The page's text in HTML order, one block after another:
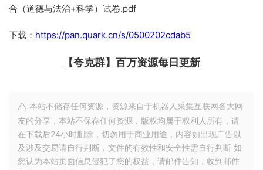
合（道德与法治+科学）试卷.pdf
下载： https://pan.quark.cn/s/0500202cdab5
【夸克群】百万资源每日更新
本站不储存任何资源，资源来自于机器人采集互联网各大网
友的分享，本站不保存任何资源，版权均属于权利人所有，请
在下载后24小时删除，切勿用于商业用途，内容如出现广告以
及涉及交易请自行判断，文件的有效性和安全性需自行判断 如
您认为本站页面信息侵犯了您的权益，请邮件告知，收到邮件